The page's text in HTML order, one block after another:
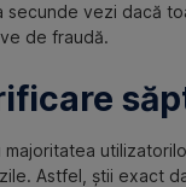
secunde vezi dacă
de fraudă.
majoritatea
Astfel, știi exact